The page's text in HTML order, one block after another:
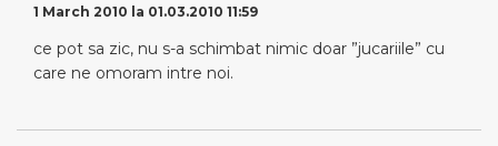
1 March 2010 la 01.03.2010 11:59
ce pot sa zic, nu s-a schimbat nimic doar ”jucariile” cu
care ne omoram intre noi.